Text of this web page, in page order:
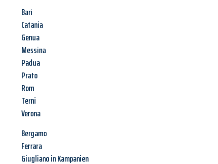
Bari
Catania
Genua
Messina
Padua
Prato
Rom
Terni
Verona
Bergamo
Ferrara
Giugliano in Kampanien